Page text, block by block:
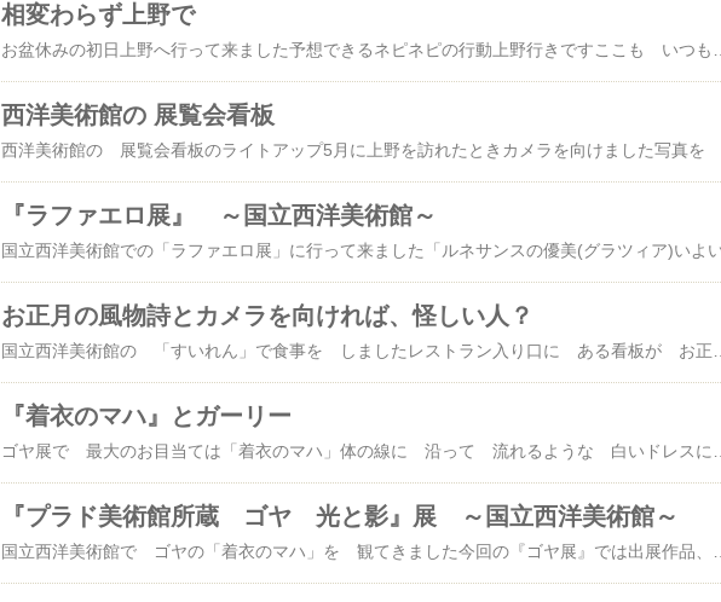
相変わらず上野で
西洋美術館の 展覧会看板
『ラファエロ展』 ～国立西洋美術館～
お正月の風物詩とカメラを向ければ、怪しい人？
『着衣のマハ』とガーリー
『プラド美術館所蔵 ゴヤ 光と影』展 ～国立西洋美術館～